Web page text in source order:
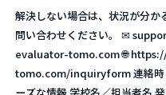
解決しない場合は、状況が分か
問い合わせください。 ✉
evaluator-tomo.com 🌐
tomo.com/inquiryform 連絡時